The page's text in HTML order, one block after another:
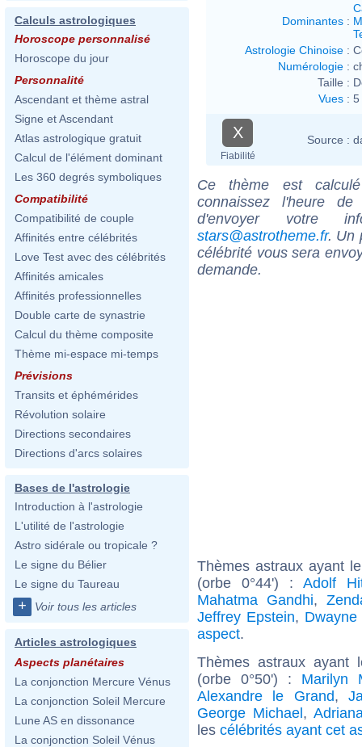
Calculs astrologiques
Horoscope personnalisé
Horoscope du jour
Personnalité
Ascendant et thème astral
Signe et Ascendant
Atlas astrologique gratuit
Calcul de l'élément dominant
Les 360 degrés symboliques
Compatibilité
Compatibilité de couple
Affinités entre célébrités
Love Test avec des célébrités
Affinités amicales
Affinités professionnelles
Double carte de synastrie
Calcul du thème composite
Thème mi-espace mi-temps
Prévisions
Transits et éphémérides
Révolution solaire
Directions secondaires
Directions d'arcs solaires
Bases de l'astrologie
Introduction à l'astrologie
L'utilité de l'astrologie
Astro sidérale ou tropicale ?
Le signe du Bélier
Le signe du Taureau
+ Voir tous les articles
Articles astrologiques
Aspects planétaires
La conjonction Mercure Vénus
La conjonction Soleil Mercure
Lune AS en dissonance
La conjonction Soleil Vénus
Dominantes :
Astrologie Chinoise :
Numérologie :
Taille :
Vues : 5
X
Fiabilité
Source :
Ce thème est
connaissez l'heure
d'envoyer votre
stars@astrotheme.fr. Un
célébrité vous sera
demande.
Thèmes astraux ayant
(orbe 0°44') : Adolf
Mahatma Gandhi,
Jeffrey Epstein,
aspect.
Thèmes astraux ayant
(orbe 0°50') : Marilyn
Alexandre le Grand,
George Michael,
les célébrités ayant cet